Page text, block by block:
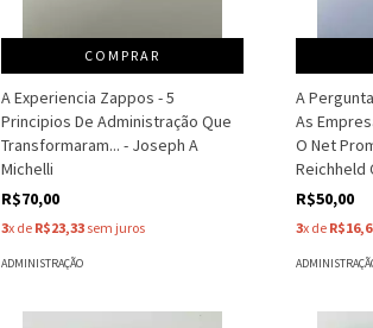
COMPRAR
A Experiencia Zappos - 5
Principios De Administração Que
Transformaram... - Joseph A
Michelli
R$70,00
3x de R$23,33sem juros
ADMINISTRAÇÃO
A
As
O Net
Reichheld
R$50,00
3x de